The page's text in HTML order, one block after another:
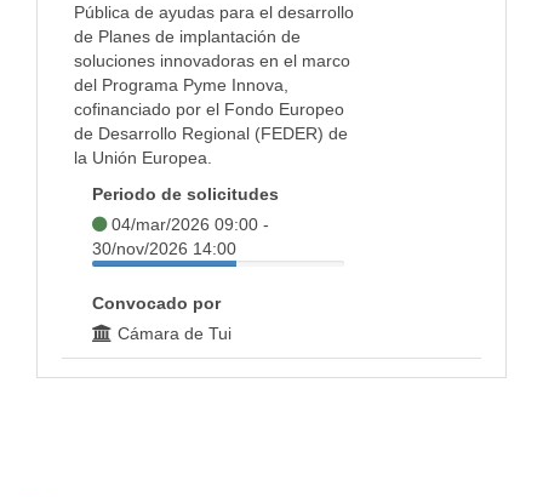
Pública de ayudas para el desarrollo
de Planes de implantación de
soluciones innovadoras en el marco
del Programa Pyme Innova,
cofinanciado por el Fondo Europeo
de Desarrollo Regional (FEDER) de
la Unión Europea.
Periodo de solicitudes
04/mar/2026 09:00 -
30/nov/2026 14:00
Convocado por
Cámara de Tui